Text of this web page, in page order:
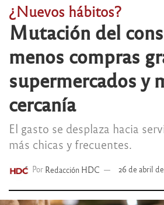
¿Nuevos hábitos?
Mutación del
menos compras
supermercados y
cercanía
El gasto se desplaza hacia
más chicas y frecuentes.
Por Redacción HDC 26 de abril